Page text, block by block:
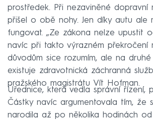
prostředek. Při nezaviněné dopravní
přišel o obě nohy. Jen díky autu ale
fungovat. „Ze zákona nelze upustit
navíc při takto výrazném překročení
důvodům sice rozumím, ale na
existuje zdravotnická záchranná
pražského magistrátu Vít Hofman.
Úřednice, která vedla správní řízení,
Částky navíc argumentovala tím, že
narodila až po několika hodinách